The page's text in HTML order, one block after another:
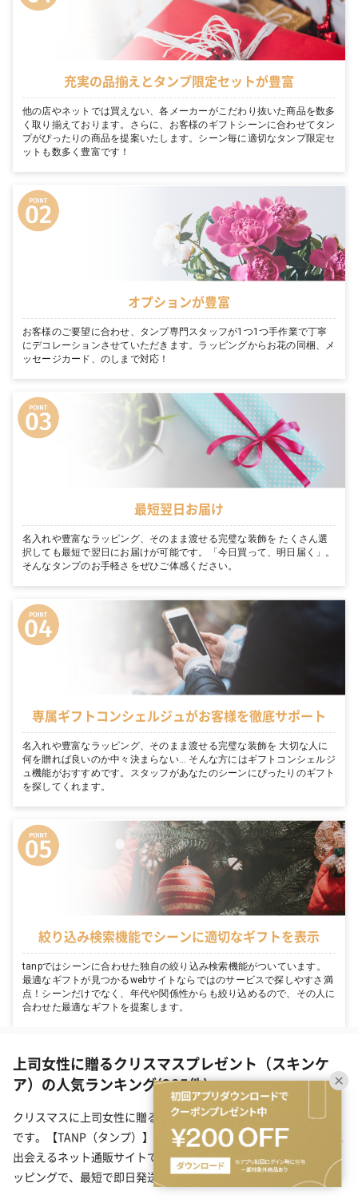
充実の品揃えとタンプ限定セットが豊富
他の店やネットでは買えない、各メーカーがこだわり抜いた商品を数多
く取り揃えております。さらに、お客様のギフトシーンに合わせてタン
プがぴったりの商品を提案いたします。シーン毎に適切なタンプ限定セ
ットも数多く豊富です！
オプションが豊富
お客様のご要望に合わせ、タンプ専門スタッフが1つ1つ手作業で丁寧
にデコレーションさせていただきます。ラッピングからお花の同梱、メ
ッセージカード、のしまで対応！
最短翌日お届け
名入れや豊富なラッピング、そのまま渡せる完璧な装飾を たくさん選
択しても最短で翌日にお届けが可能です。「今日買って、明日届く」。
そんなタンプのお手軽さをぜひご体感ください。
専属ギフトコンシェルジュがお客様を徹底サポート
名入れや豊富なラッピング、そのまま渡せる完璧な装飾を 大切な人に
何を贈れば良いのか中々決まらない… そんな方にはギフトコンシェルジ
ュ機能がおすすめです。スタッフがあなたのシーンにぴったりのギフト
を探してくれます。
絞り込み検索機能でシーンに適切なギフトを表示
tanpではシーンに合わせた独自の絞り込み検索機能がついています。
最適なギフトが見つかるwebサイトならではのサービスで探しやすさ満
点！シーンだけでなく、年代や関係性からも絞り込めるので、その人に
合わせた最適なギフトを提案します。
上司女性に贈るクリスマスプレゼント（スキンケ
ア）の人気ランキング(285件)
クリスマスに上司女性に贈るスキンケアのプレゼント一覧(285件)
です。【TANP（タンプ）】は大切な日にぴったりな「ギフト」に
出会えるネット通販サイトです。こだわりの商品をこだわりのラ
ッピングで、最短で即日発送にてご対応いたします。